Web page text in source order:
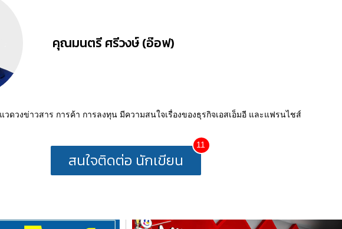
คุณมนตรี ศรีวงษ์ (อ๊อฟ)
ดวงข่าวสาร การค้า การลงทุน มีความสนใจเรื่องของธุรกิจเอสเอ็มอี และแฟรนไชส์
11
สนใจติดต่อ นักเขียน